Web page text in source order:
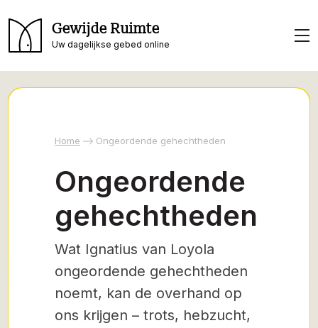
Gewijde Ruimte
Uw dagelijkse gebed online
Home Ongeordende gehechtheden
Ongeordende
gehechtheden
Wat Ignatius van Loyola
ongeordende gehechtheden
noemt, kan de overhand op
ons krijgen – trots, hebzucht,